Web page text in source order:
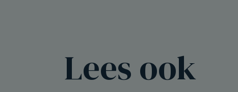
Lees ook